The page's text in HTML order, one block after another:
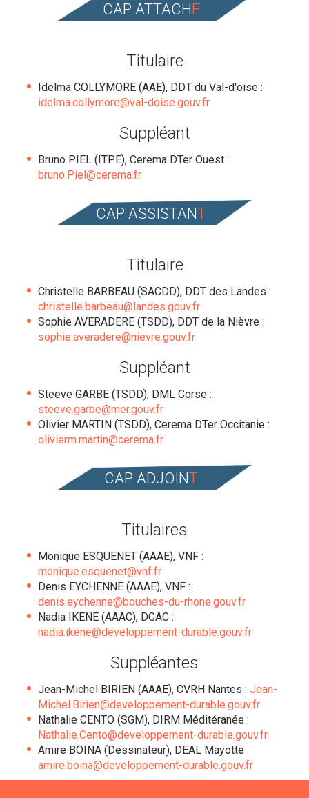
CAP ATTACHE
Titulaire
Idelma COLLYMORE (AAE), DDT du Val-d'oise :
idelma.collymore@val-doise.gouv.fr
Suppléant
Bruno PIEL (ITPE), Cerema DTer Ouest :
bruno.Piel@cerema.fr
CAP ASSISTANT
Titulaire
Christelle BARBEAU (SACDD), DDT des Landes :
christelle.barbeau@landes.gouv.fr
Sophie AVERADERE (TSDD), DDT de la Nièvre :
sophie.averadere@nievre.gouv.fr
Suppléant
Steeve GARBE (TSDD), DML Corse :
steeve.garbe@mer.gouv.fr
Olivier MARTIN (TSDD), Cerema DTer Occitanie :
olivierm.martin@cerema.fr
CAP ADJOINT
Titulaires
Monique ESQUENET (AAAE), VNF :
monique.esquenet@vnf.fr
Denis EYCHENNE (AAAE), VNF :
denis.eychenne@bouches-du-rhone.gouv.fr
Nadia IKENE (AAAC), DGAC :
nadia.ikene@developpement-durable.gouv.fr
Suppléantes
Jean-Michel BIRIEN (AAAE), CVRH Nantes : Jean-
Michel.Birien@developpement-durable.gouv.fr
Nathalie CENTO (SGM), DIRM Méditéranée :
Nathalie.Cento@developpement-durable.gouv.fr
Amire BOINA (Dessinateur), DEAL Mayotte :
amire.boina@developpement-durable.gouv.fr